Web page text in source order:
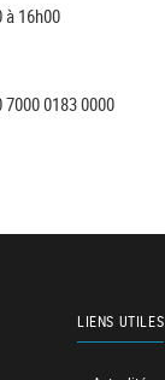
à 16h00
7000 0183 0000
LIENS UTILES